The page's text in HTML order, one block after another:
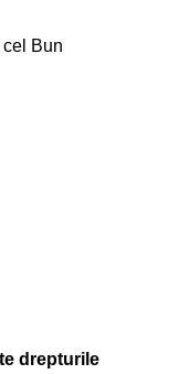
cont
la
cel Bun
drepturile